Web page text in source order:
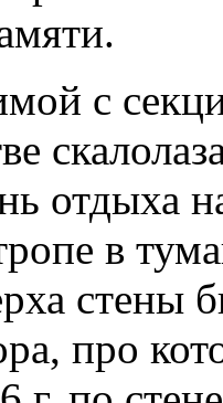
с
отдыха
в
стены
про